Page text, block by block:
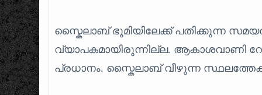
സ്കൈലാബ് ഭൂമിയിലേക്ക് പതിക്കുന്ന
വ്യാപകമായിരുന്നില്ല. ആകാശവാണി
പ്രധാനം. സ്കൈലാബ് വീഴുന്ന